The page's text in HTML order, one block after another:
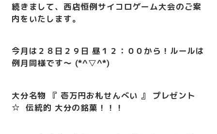
続きまして、西店恒例サイコロゲーム大会のご案
内をいたします。
今月は２８日２９日 昼１２：００から！ルールは
例月同様です～ (*^▽^*)
大分名物 『 壱万円お札せんべい 』 プレゼント
☆ 伝統的 大分の銘菓！！！